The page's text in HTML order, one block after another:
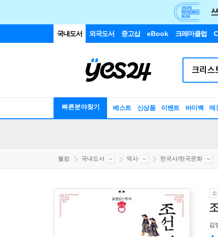
국내도서 외국도서 중고샵 eBook 크레마클럽
빠른분야찾기 베스트 신상품 이벤트 바이백 매
웰컴 국내도서 역사 한국사/한국문화
김